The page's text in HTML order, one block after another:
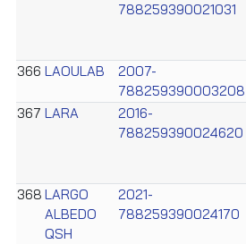
788259390021031
366 LAOULAB
2007-
788259390003208
367 LARA
2016-
788259390024620
368 LARGO
ALBEDO
QSH
2021-
788259390024170